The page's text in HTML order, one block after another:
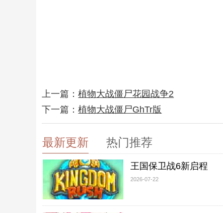
上一篇：植物大战僵尸花园战争2
下一篇：植物大战僵尸GhTr版
最新更新 热门推荐
王国保卫战6新启程
2026-07-22